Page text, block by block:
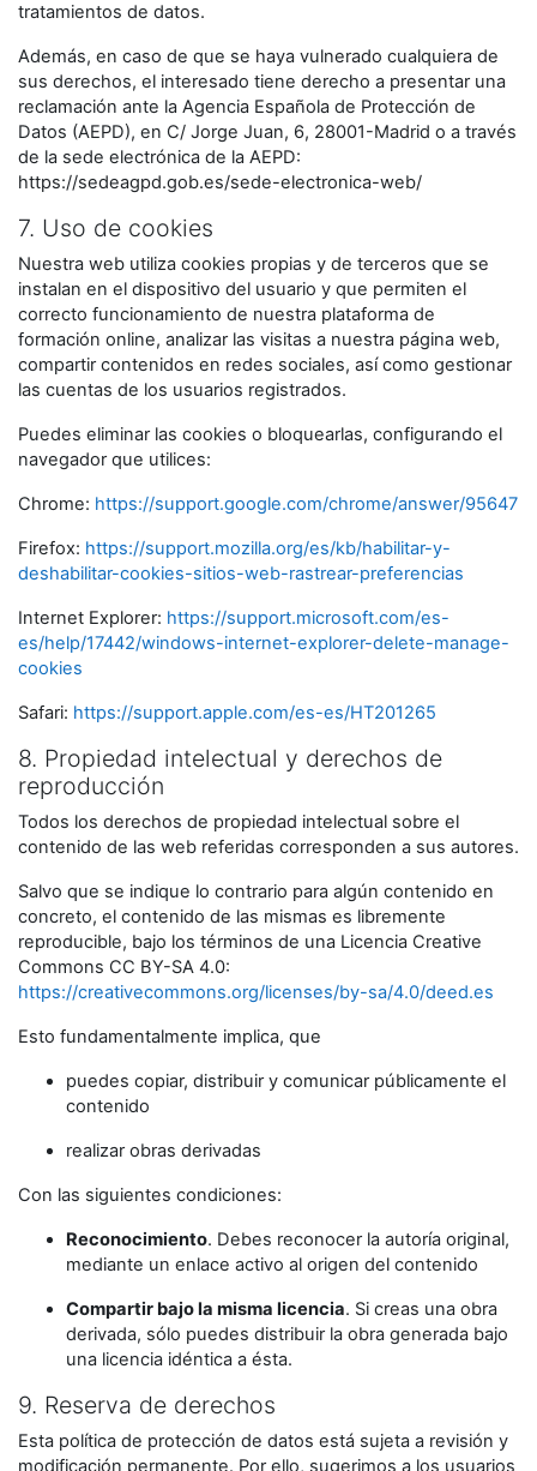
tratamientos de datos.
Además, en caso de que se haya vulnerado cualquiera de
sus derechos, el interesado tiene derecho a presentar una
reclamación ante la Agencia Española de Protección de
Datos (AEPD), en C/ Jorge Juan, 6, 28001-Madrid o a través
de la sede electrónica de la AEPD:
https://sedeagpd.gob.es/sede-electronica-web/
7. Uso de cookies
Nuestra web utiliza cookies propias y de terceros que se
instalan en el dispositivo del usuario y que permiten el
correcto funcionamiento de nuestra plataforma de
formación online, analizar las visitas a nuestra página web,
compartir contenidos en redes sociales, así como gestionar
las cuentas de los usuarios registrados.
Puedes eliminar las cookies o bloquearlas, configurando el
navegador que utilices:
Chrome: https://support.google.com/chrome/answer/95647
Firefox: https://support.mozilla.org/es/kb/habilitar-y-
deshabilitar-cookies-sitios-web-rastrear-preferencias
Internet Explorer: https://support.microsoft.com/es-
es/help/17442/windows-internet-explorer-delete-manage-
cookies
Safari: https://support.apple.com/es-es/HT201265
8. Propiedad intelectual y derechos de
reproducción
Todos los derechos de propiedad intelectual sobre el
contenido de las web referidas corresponden a sus autores.
Salvo que se indique lo contrario para algún contenido en
concreto, el contenido de las mismas es libremente
reproducible, bajo los términos de una Licencia Creative
Commons CC BY-SA 4.0:
https://creativecommons.org/licenses/by-sa/4.0/deed.es
Esto fundamentalmente implica, que
puedes copiar, distribuir y comunicar públicamente el
contenido
realizar obras derivadas
Con las siguientes condiciones:
Reconocimiento. Debes reconocer la autoría original,
mediante un enlace activo al origen del contenido
Compartir bajo la misma licencia. Si creas una obra
derivada, sólo puedes distribuir la obra generada bajo
una licencia idéntica a ésta.
9. Reserva de derechos
Esta política de protección de datos está sujeta a revisión y
modificación permanente. Por ello, sugerimos a los usuarios